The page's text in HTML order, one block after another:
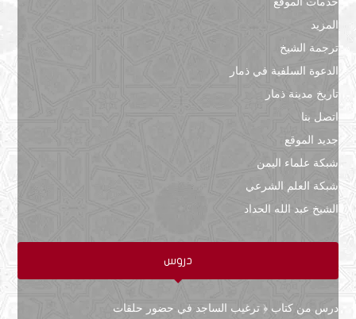
المزيد
ترجمة الشيخ
الدعوة السلفية في ذمار
تاريخ مدينة ذمار
اتصل بنا
جديد الموقع
شبكة علماء اليمن
شبكة العلم الشرعي
الشيخ عبد الله الحداد
دروس
درس من كتاب ﴿ ترغيب الساجد في حضور حلقات